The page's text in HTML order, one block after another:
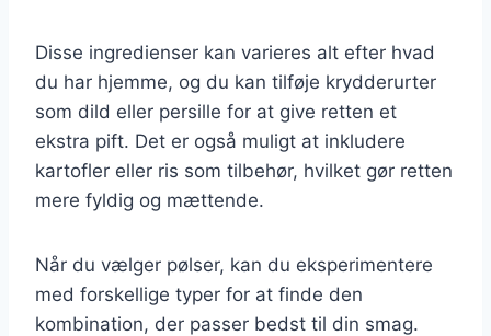
Disse ingredienser kan varieres alt efter hvad
du har hjemme, og du kan tilføje krydderurter
som dild eller persille for at give retten et
ekstra pift. Det er også muligt at inkludere
kartofler eller ris som tilbehør, hvilket gør retten
mere fyldig og mættende.
Når du vælger pølser, kan du eksperimentere
med forskellige typer for at finde den
kombination, der passer bedst til din smag.